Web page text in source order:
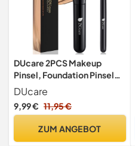
DUcare 2PCS Makeup
Pinsel, Foundation Pinsel
und Concealer Pinsel
Synthetisch Make Up Pinsel
Kabuki Pinsel Geeignet für
Puder Makeup Tools
DUcare
9,99 € 11,95 €
ZUM ANGEBOT